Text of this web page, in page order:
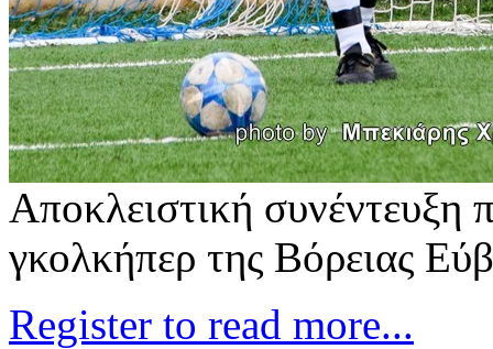
Αποκλειστική
γκολκήπερ της Βόρειας
Register to read more...